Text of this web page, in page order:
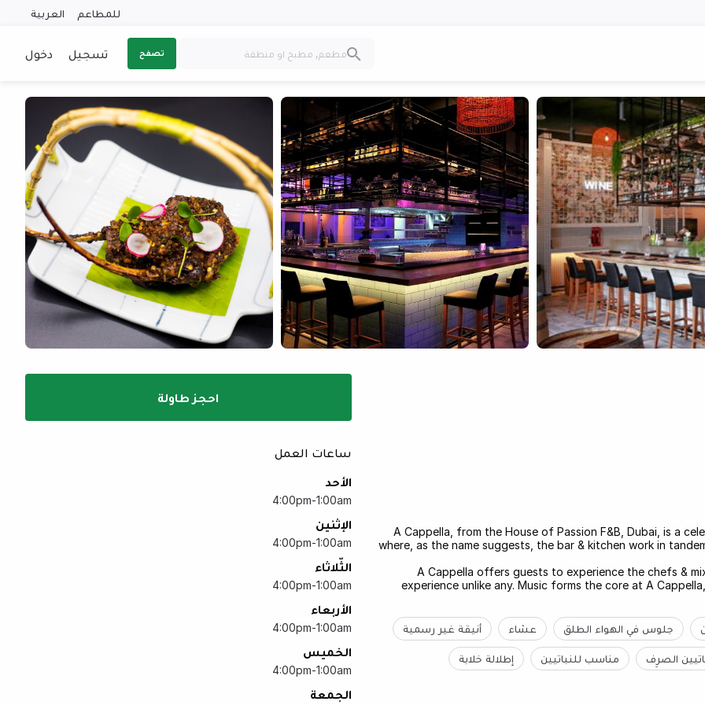
للمطاعم العربية
تصفح تسجيل دخول
A Cappella, from the House of Passion F&B, Dubai, is a
where, as the name suggests, the bar & kitchen work in
A Cappella offers guests to experience the chefs &
experience unlike any. Music forms the core at A
جلوس في الهواء الطلق عشاء أنيقة غير رسمية
الصرِف مناسب للنباتيين إطلالة خلابة
احجز طاولة
ساعات العمل
الأحد
4:00pm-1:00am
الإثنين
4:00pm-1:00am
الثّلاثاء
4:00pm-1:00am
الأربعاء
4:00pm-1:00am
الخميس
4:00pm-1:00am
الجمعة